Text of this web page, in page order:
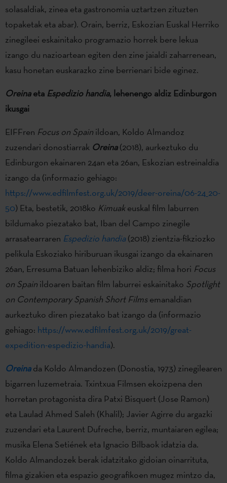
solasaldiak, zinea eta gastronomia uztartzen zituzten
topaketak eta abar). Orain, berriz, Eskozian Euskal Herriko
zinegileei eskainitako programazio horrek bere lekua
izango du nazioartean egiten den zine jaialdi zaharrenean,
kasu honetan euskarazko zine berrienari bide eginez.
Oreinaeta Espedizio handia, lehenengo aldiz Edinburgon
ikusgai
EIFFren Focus on Spain ildoan, Koldo Almandoz
zuzendari donostiarrak Oreina(2018), aurkeztuko du
Edinburgon ekainaren 24an eta 26an, Eskozian estreinaldia
izango da (informazio gehiago:
https://www.edfilmfest.org.uk/2019/deer-oreina/06-24_20-
50) Eta, bestetik, 2018ko Kimuakeuskal film laburren
bildumako piezatako bat, Iban del Campo zinegile
arrasatearraren Espedizio handia(2018) zientzia-fikziozko
pelikula Eskoziako hiriburuan ikusgai izango da ekainaren
26an, Erresuma Batuan lehenbiziko aldiz; filma hori Focus
on Spain ildoaren baitan film laburrei eskainitako Spotlight
on Contemporary Spanish Short Filmsemanaldian
aurkeztuko diren piezatako bat izango da (informazio
gehiago: https://www.edfilmfest.org.uk/2019/great-
expedition-espedizio-handia).
Oreinada Koldo Almandozen (Donostia, 1973) zinegilearen
bigarren luzemetraia. Txintxua Filmsen ekoizpena den
horretan protagonista dira Patxi Bisquert (Jose Ramon)
eta Laulad Ahmed Saleh (Khalil); Javier Agirre du argazki
zuzendari eta Laurent Dufreche, berriz, muntaiaren egilea;
musika Elena Setiének eta Ignacio Bilbaok idatzia da.
Koldo Almandozek berak idatzitako gidoian oinarrituta,
filma gizakien eta espazio geografikoen mugez mintzo da,